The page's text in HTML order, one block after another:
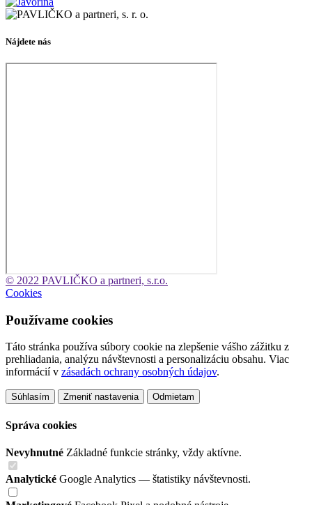
Nájdete nás
© 2022 PAVLIČKO a partneri, s.r.o.
Cookies
Používame cookies
Táto stránka používa súbory cookie na zlepšenie vášho zážitku z
prehliadania, analýzu návštevnosti a personalizáciu obsahu. Viac
informácií v zásadách ochrany osobných údajov.
Súhlasím Zmeniť nastavenia Odmietam
Správa cookies
Nevyhnutné Základné funkcie stránky, vždy aktívne.
Analytické Google Analytics — štatistiky návštevnosti.